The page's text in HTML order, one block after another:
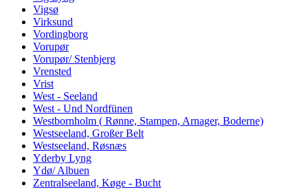
Vigsø
Virksund
Vordingborg
Vorupør
Vorupør/ Stenbjerg
Vrensted
Vrist
West - Seeland
West - Und Nordfünen
Westbornholm ( Rønne, Stampen, Arnager, Boderne)
Westseeland, Großer Belt
Westseeland, Røsnæs
Yderby Lyng
Ydø/ Albuen
Zentralseeland, Køge - Bucht